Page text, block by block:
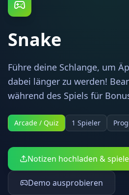
Snake
Führe deine Schlange, um
dabei länger zu werden!
während des Spiels für
Arcade / Quiz 1 Spieler
Notizen hochladen &
Demo ausprobieren